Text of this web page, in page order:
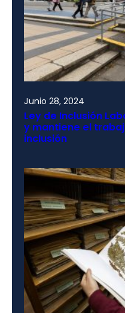
Junio 28, 2024
Ley de Inclusión
y mantiene el
inclusión